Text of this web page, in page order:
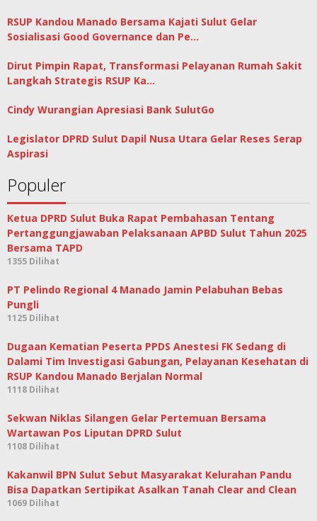
RSUP Kandou Manado Bersama Kajati Sulut Gelar
Sosialisasi Good Governance dan Pe…
Dirut Pimpin Rapat, Transformasi Pelayanan Rumah Sakit
Langkah Strategis RSUP Ka…
Cindy Wurangian Apresiasi Bank SulutGo
Legislator DPRD Sulut Dapil Nusa Utara Gelar Reses Serap
Aspirasi
Populer
Ketua DPRD Sulut Buka Rapat Pembahasan Tentang
Pertanggungjawaban Pelaksanaan APBD Sulut Tahun 2025
Bersama TAPD
1355 Dilihat
PT Pelindo Regional 4 Manado Jamin Pelabuhan Bebas
Pungli
1125 Dilihat
Dugaan Kematian Peserta PPDS Anestesi FK Sedang di
Dalami Tim Investigasi Gabungan, Pelayanan Kesehatan di
RSUP Kandou Manado Berjalan Normal
1118 Dilihat
Sekwan Niklas Silangen Gelar Pertemuan Bersama
Wartawan Pos Liputan DPRD Sulut
1108 Dilihat
Kakanwil BPN Sulut Sebut Masyarakat Kelurahan Pandu
Bisa Dapatkan Sertipikat Asalkan Tanah Clear and Clean
1069 Dilihat